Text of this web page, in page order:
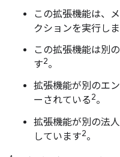
この拡張機能は、
クションを実行し
この拡張機能は別
す2。
拡張機能が別のエ
ーされている2。
拡張機能が別の法
しています2。